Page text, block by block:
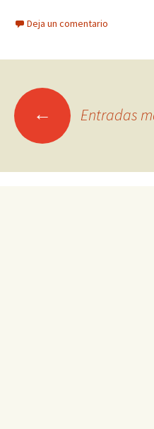
Deja un comentario
Ir ← Entradas